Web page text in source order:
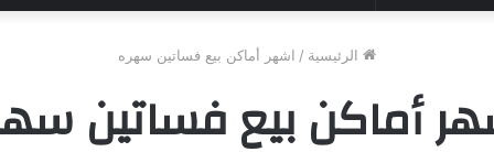
الرئيسية / اشهر أماكن بيع فساتين سهره
أماكن بيع فساتين